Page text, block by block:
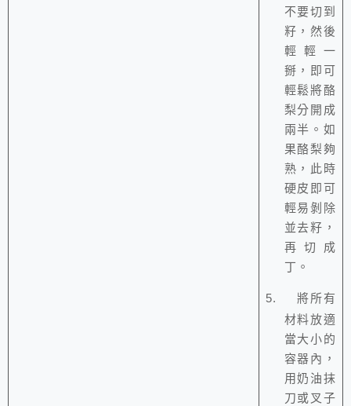
不要切到
籽，然後
輕輕一
掰，即可
輕鬆將酪
梨分開成
兩半。如
果酪梨夠
熟，此時
硬皮即可
輕易剝除
並去籽，
再切成
丁。
5.
將所有
材料放適
當大小的
容器內，
用奶油抹
刀或叉子